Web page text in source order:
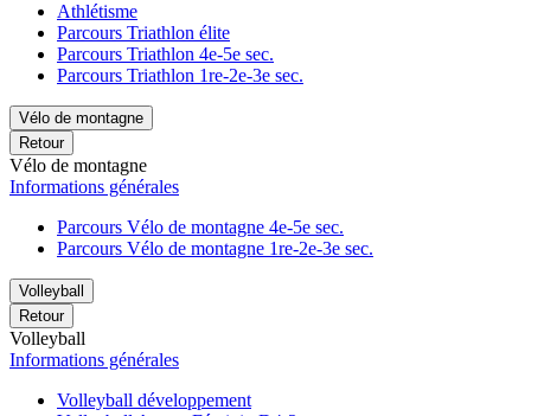
Athlétisme
Parcours Triathlon élite
Parcours Triathlon 4e-5e sec.
Parcours Triathlon 1re-2e-3e sec.
Vélo de montagne
Retour
Vélo de montagne
Informations générales
Parcours Vélo de montagne 4e-5e sec.
Parcours Vélo de montagne 1re-2e-3e sec.
Volleyball
Retour
Volleyball
Informations générales
Volleyball développement